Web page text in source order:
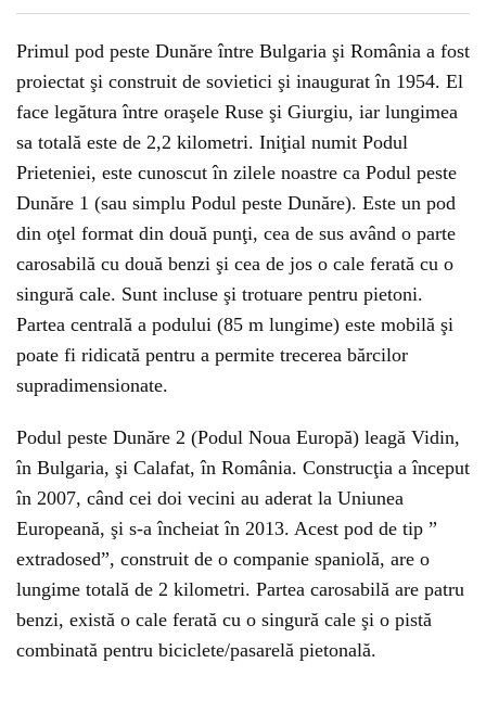
Primul pod peste Dunăre între Bulgaria şi România a fost
proiectat şi construit de sovietici şi inaugurat în 1954. El
face legătura între oraşele Ruse şi Giurgiu, iar lungimea
sa totală este de 2,2 kilometri. Iniţial numit Podul
Prieteniei, este cunoscut în zilele noastre ca Podul peste
Dunăre 1 (sau simplu Podul peste Dunăre). Este un pod
din oţel format din două punţi, cea de sus având o parte
carosabilă cu două benzi şi cea de jos o cale ferată cu o
singură cale. Sunt incluse şi trotuare pentru pietoni.
Partea centrală a podului (85 m lungime) este mobilă şi
poate fi ridicată pentru a permite trecerea bărcilor
supradimensionate.
Podul peste Dunăre 2 (Podul Noua Europă) leagă Vidin,
în Bulgaria, şi Calafat, în România. Construcţia a început
în 2007, când cei doi vecini au aderat la Uniunea
Europeană, şi s-a încheiat în 2013. Acest pod de tip ”
extradosed”, construit de o companie spaniolă, are o
lungime totală de 2 kilometri. Partea carosabilă are patru
benzi, există o cale ferată cu o singură cale şi o pistă
combinată pentru biciclete/pasarelă pietonală.